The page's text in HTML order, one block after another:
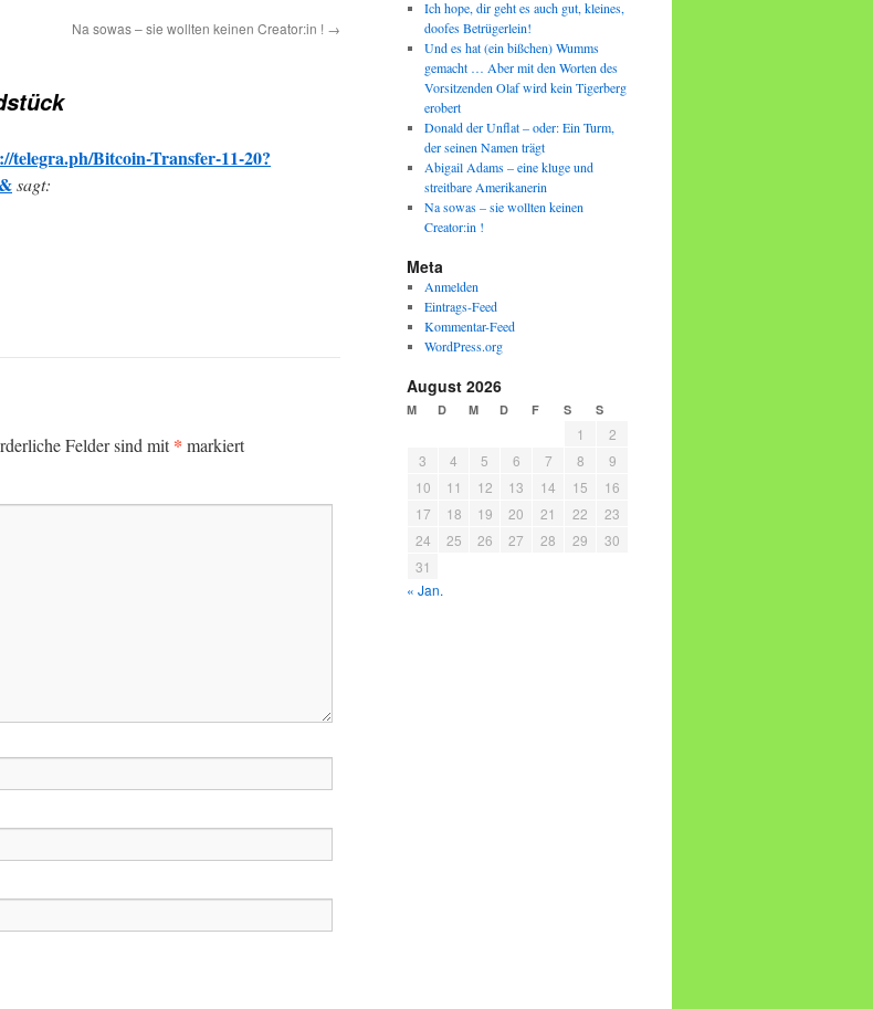
Na sowas – sie wollten keinen Creator:in ! →
telegra.ph/Bitcoin-Transfer-11-20?
sagt:
Felder sind mit* markiert
Ich hope, dir geht es auch gut, kleines,
doofes Betrügerlein!
Und es hat (ein bißchen) Wumms
gemacht … Aber mit den Worten des
Vorsitzenden Olaf wird kein Tigerberg
erobert
Donald der Unflat – oder: Ein Turm,
der seinen Namen trägt
Abigail Adams – eine kluge und
streitbare Amerikanerin
Na sowas – sie wollten keinen
Creator:in !
Meta
Anmelden
Eintrags-Feed
Kommentar-Feed
WordPress.org
August 2026
M D M D F S S
1
2
3
4 5 6 7 8
9
10
11 12 13 14 15
16
17
18 19 20 21 22
23
24
25 26 27 28 29
30
31
« Jan.